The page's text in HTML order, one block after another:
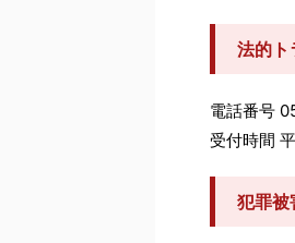
法的ト
電話番号
受付時間
犯罪被